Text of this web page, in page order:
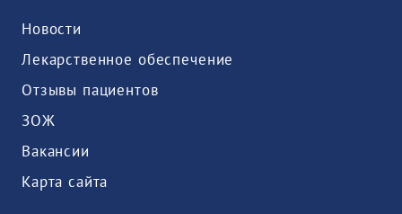
Новости
Лекарственное обеспечение
Отзывы пациентов
ЗОЖ
Вакансии
Карта сайта